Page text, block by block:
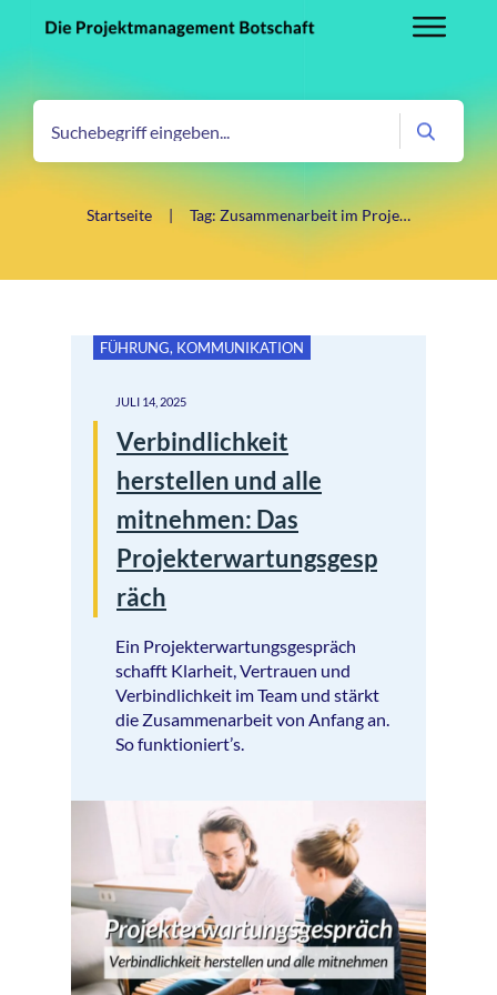
Startseite | Tag: Zusammenarbeit im Projektteam
FÜHRUNG, KOMMUNIKATION
JULI 14, 2025
Verbindlichkeit
herstellen und alle
mitnehmen: Das
Projekterwartungsgesp
räch
Ein Projekterwartungsgespräch
schafft Klarheit, Vertrauen und
Verbindlichkeit im Team und stärkt
die Zusammenarbeit von Anfang an.
So funktioniert’s.